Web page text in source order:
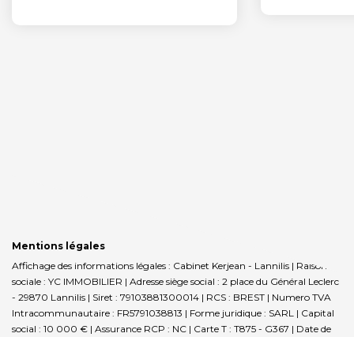
Mentions légales
Affichage des informations légales : Cabinet Kerjean - Lannilis | Raison
sociale : YC IMMOBILIER | Adresse siège social : 2 place du Général Leclerc
- 29870 Lannilis | Siret : 79103881300014 | RCS : BREST | Numero TVA
Intracommunautaire : FR5791038813 | Forme juridique : SARL | Capital
social : 10 000 € | Assurance RCP : NC | Carte T : T875 - G367 | Date de